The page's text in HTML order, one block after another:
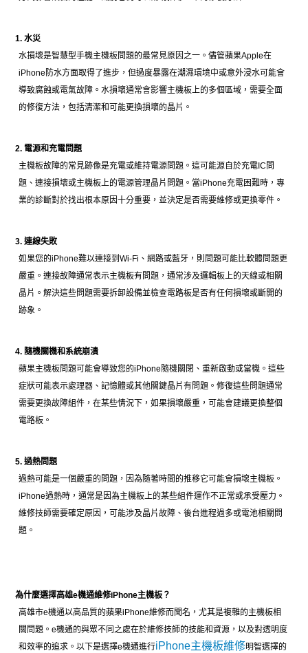
1. 水災
水損壞是智慧型手機主機板問題的最常見原因之一。儘管蘋果Apple在
iPhone防水方面取得了進步，但過度暴露在潮濕環境中或意外浸水可能會
導致腐蝕或電氣故障。水損壞通常會影響主機板上的多個區域，需要全面
的修復方法，包括清潔和可能更換損壞的晶片。
2. 電源和充電問題
主機板故障的常見跡像是充電或維持電源問題。這可能源自於充電IC問
題、連接損壞或主機板上的電源管理晶片問題。當iPhone充電困難時，專
業的診斷對於找出根本原因十分重要，並決定是否需要維修或更換零件。
3. 連線失敗
如果您的iPhone難以連接到Wi-Fi、網路或藍牙，則問題可能比軟體問題更
嚴重。連接故障通常表示主機板有問題，通常涉及邏輯板上的天線或相關
晶片。解決這些問題需要拆卸設備並檢查電路板是否有任何損壞或斷開的
跡象。
4. 隨機關機和系統崩潰
蘋果主機板問題可能會導致您的iPhone隨機關閉、重新啟動或當機。這些
症狀可能表示處理器、記憶體或其他關鍵晶片有問題。修復這些問題通常
需要更換故障組件，在某些情況下，如果損壞嚴重，可能會建議更換整個
電路板。
5. 過熱問題
過熱可能是一個嚴重的問題，因為隨著時間的推移它可能會損壞主機板。
iPhone過熱時，通常是因為主機板上的某些組件運作不正常或承受壓力。
維修技師需要確定原因，可能涉及晶片故障、後台進程過多或電池相關問
題。
為什麼選擇高雄e機通維修iPhone主機板？
高雄市e機通以高品質的蘋果iPhone維修而聞名，尤其是複雜的主機板相
關問題。e機通的與眾不同之處在於維修技師的技能和資源，以及對透明度
和效率的追求。以下是選擇e機通進行iPhone主機板維修明智選擇的